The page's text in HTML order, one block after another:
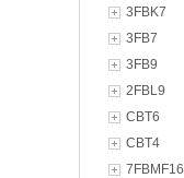
3FBK7
3FB7
3FB9
2FBL9
CBT6
CBT4
7FBMF16